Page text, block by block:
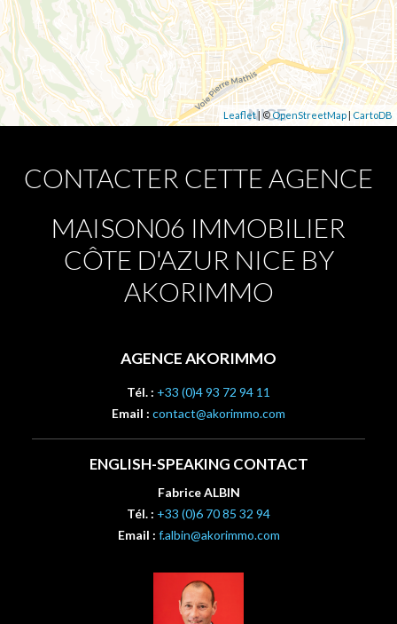
Leaflet| ©OpenStreetMap| CartoDB
CONTACTER CETTE AGENCE
MAISON06 IMMOBILIER
CÔTE D'AZUR NICE BY
AKORIMMO
AGENCE AKORIMMO
Tél. : +33 (0)4 93 72 94 11
Email : contact@akorimmo.com
ENGLISH-SPEAKING CONTACT
Fabrice ALBIN
Tél. : +33 (0)6 70 85 32 94
Email : f.albin@akorimmo.com